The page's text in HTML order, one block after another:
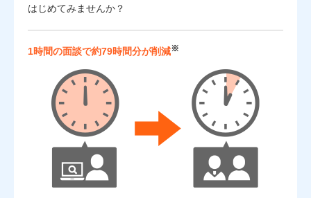
はじめてみませんか？
1時間の面談で約79時間分が削減※